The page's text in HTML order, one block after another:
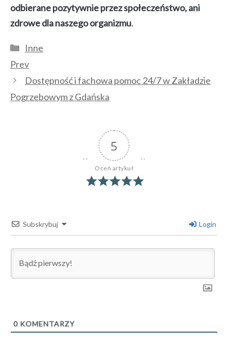
odbierane pozytywnie przez społeczeństwo, ani
zdrowe dla naszego organizmu.
Kategorie
Inne
Prev
Dostępność i fachowa pomoc 24/7 w Zakładzie
Pogrzebowym z Gdańska
5
Oceń artykuł
Subskrybuj Login
0 KOMENTARZY